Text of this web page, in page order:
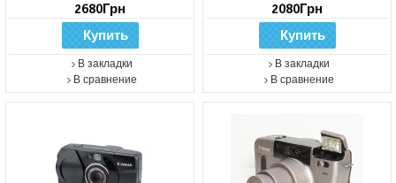
2680Грн
В закладки
В сравнение
2080Грн
В закладки
В сравнение